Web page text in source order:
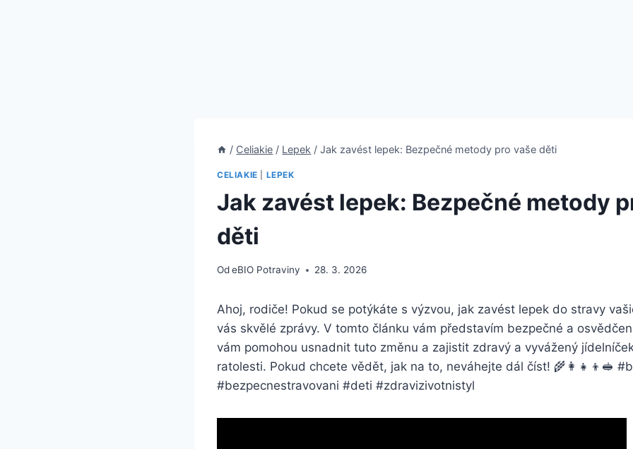
/ Celiakie / Lepek / Jak zavést lepek: Bezpečné metody pro vaše děti
CELIAKIE LEPEK
Jak zavést lepek: Bezpečné metody
děti
OdeBIO Potraviny 28. 3. 2026
Ahoj, rodiče! Pokud se potýkáte s výzvou, jak zavést lepek do stravy
vás skvělé zprávy. V tomto článku vám představím bezpečné a
vám pomohou usnadnit tuto změnu a zajistit zdravý a vyvážený
ratolesti. Pokud chcete vědět, jak na to, neváhejte dál číst! 🌾👩‍👧‍👦🥪
#bezpecnestravovani #deti #zdravizivotnistyl